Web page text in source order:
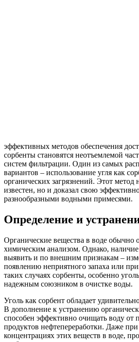
эффективных методов обеспечения
сорбенты становятся неотъемлемой
систем фильтрации. Один из самых
вариантов – использование угля как
органических загрязнений. Этот метод
известен, но и доказал свою
разнообразными водными примесями.
Определение и
Органические вещества в воде обычно
химическим анализом. Однако,
выявить и по внешним признакам –
появлению неприятного запаха или
таких случаях сорбенты, особенно
надежным союзником в очистке воды.
Уголь как сорбент обладает
В дополнение к устранению
способен эффективно очищать воду от
продуктов нефтепереработки. Даже
концентрациях этих веществ в воде,